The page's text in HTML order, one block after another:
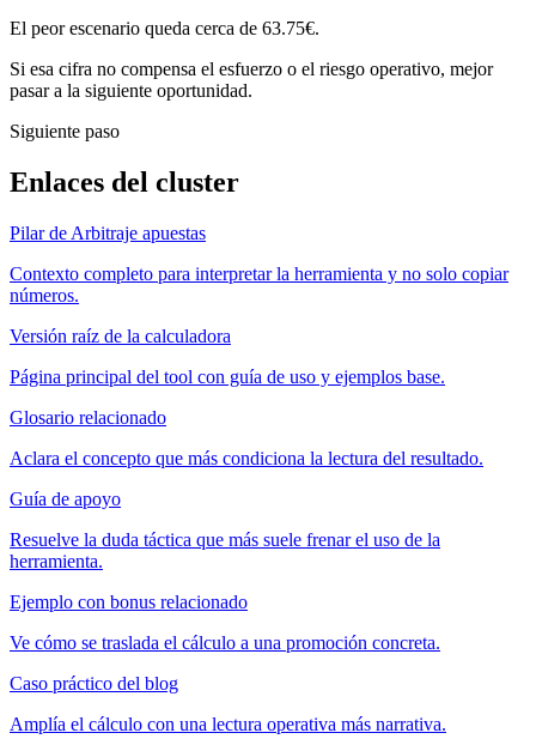
El peor escenario queda cerca de 63.75€.
Si esa cifra no compensa el esfuerzo o el riesgo operativo, mejor
pasar a la siguiente oportunidad.
Siguiente paso
Enlaces del cluster
Pilar de Arbitraje apuestas
Contexto completo para interpretar la herramienta y no solo copiar
números.
Versión raíz de la calculadora
Página principal del tool con guía de uso y ejemplos base.
Glosario relacionado
Aclara el concepto que más condiciona la lectura del resultado.
Guía de apoyo
Resuelve la duda táctica que más suele frenar el uso de la
herramienta.
Ejemplo con bonus relacionado
Ve cómo se traslada el cálculo a una promoción concreta.
Caso práctico del blog
Amplía el cálculo con una lectura operativa más narrativa.